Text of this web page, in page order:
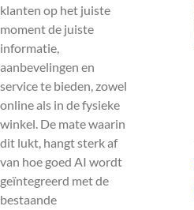
klanten op het juiste
moment de juiste
informatie,
aanbevelingen en
service te bieden, zowel
online als in de fysieke
winkel. De mate waarin
dit lukt, hangt sterk af
van hoe goed AI wordt
geïntegreerd met de
bestaande